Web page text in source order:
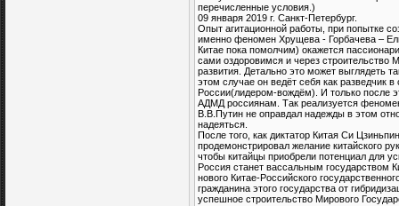
перечисленные условия.)
09 января 2019 г. Санкт-Петербург.
Опыт агитационной работы, при попытке
именно феномен Хрущева - Горбачева –
Китае пока помолчим) окажется
сами оздоровимся и через
развития. Детально это может выглядеть
этом случае он ведёт себя как разведчик
России(лидером-вождём). И только после
АДМД россиянам. Так реализуется
В.В.Путин не оправдал надежды в этом
надеяться.
После того, как диктатор Китая Си
продемонстрировал желание китайского
чтобы китайцы приобрели потенциал для
Россия станет вассальным государством
нового Китае-Российского
гражданина этого государства от
успешное строительство Мирового